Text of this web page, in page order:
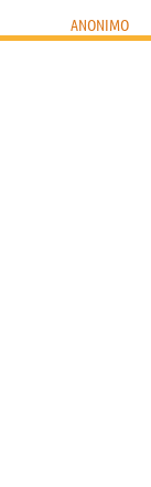
ANONIMO